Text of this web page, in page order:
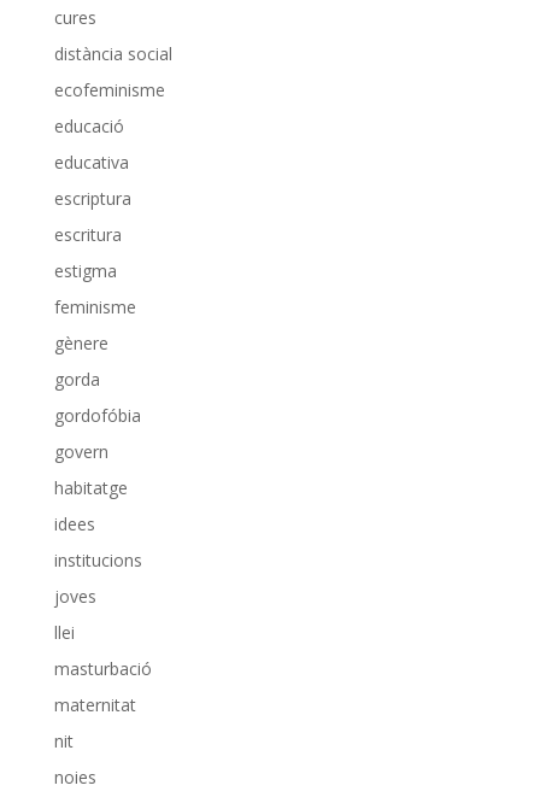
cures
distància social
ecofeminisme
educació
educativa
escriptura
escritura
estigma
feminisme
gènere
gorda
gordofóbia
govern
habitatge
idees
institucions
joves
llei
masturbació
maternitat
nit
noies